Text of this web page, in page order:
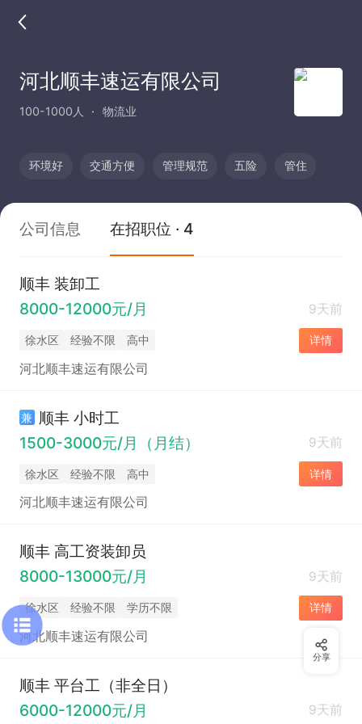
河北顺丰速运有限公司
100-1000人 物流业
环境好 交通方便 管理规范 五险 管住
公司信息 在招职位 · 4
顺丰 装卸工
8000-12000元/月
9天前
徐水区 经验不限 高中 详情
河北顺丰速运有限公司
兼 顺丰 小时工
1500-3000元/月（月结）
9天前
徐水区 经验不限 高中 详情
河北顺丰速运有限公司
顺丰 高工资装卸员
8000-13000元/月
9天前
徐水区 经验不限 学历不限 详情
河北顺丰速运有限公司
顺丰 平台工（非全日）
6000-12000元/月
9天前
分享